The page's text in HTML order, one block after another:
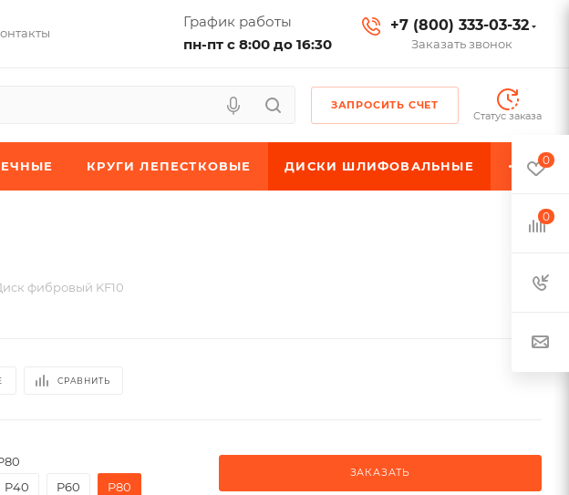
График работы
пн-пт с 8:00 до 16:30
+7 (800) 333-03-32
Заказать звонок
ЗАПРОСИТЬ СЧЕТ
Статус заказа
КРУГИ ЛЕПЕСТКОВЫЕ ДИСКИ ШЛИФОВАЛЬНЫЕ
фибровый KF10
СРАВНИТЬ
P40 P60 P80
ЗАКАЗАТЬ
0
0